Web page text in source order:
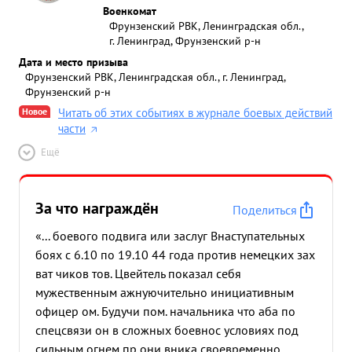
Военкомат
Фрунзенский РВК, Ленинградская обл.,
г. Ленинград, Фрунзенский р-н
Дата и место призыва
Фрунзенский РВК, Ленинградская обл., г. Ленинград,
Фрунзенский р-н
Новое
Читать об этих событиях в журнале боевых действий
части
Ещё
За что награждён
Поделиться
«... боевого подвига или заслуг Внаступательных
боях с 6.10 по 19.10 44 года против немецких зах
ват чиков тов. Цвейтель показал себя
мужественным ажнуючительно инициативным
офицер ом. Будучи пом. начальника что аба по
спецсвязи он в сложных боевнос условиях под
сильным огнем пр они вника своевременно